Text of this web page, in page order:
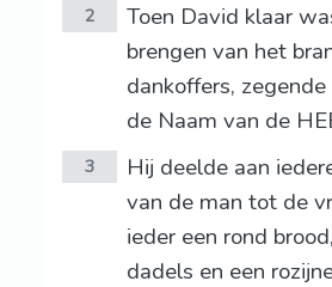
2
Toen David klaar
brengen van het
dankoffers,
de Naam van de
3
Hij deelde aan
van de man tot de
ieder een rond
dadels en een